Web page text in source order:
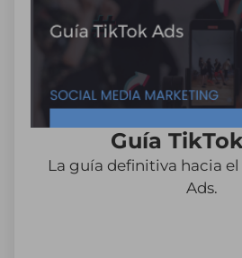
Guía
La guía definitiva hacia
Ads.